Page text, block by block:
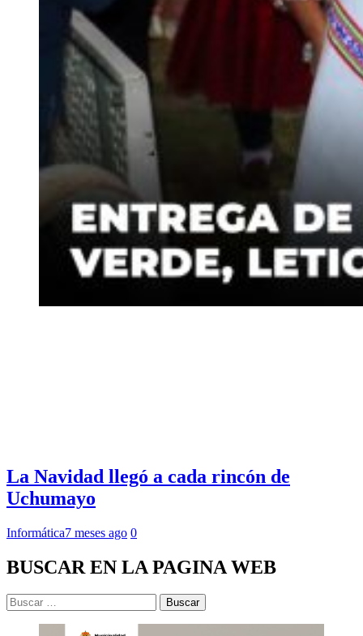
La Navidad llegó a cada rincón de
Uchumayo
Informática7 meses ago 0
BUSCAR EN LA PAGINA WEB
Buscar: